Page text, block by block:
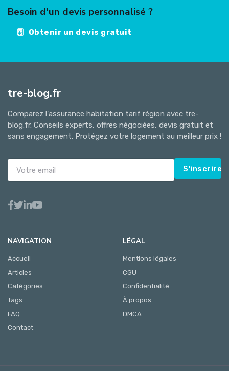
Besoin d'un devis personnalisé ?
Obtenir un devis gratuit
tre-blog.fr
Comparez l'assurance habitation tarif région avec tre-
blog.fr. Conseils experts, offres négociées, devis gratuit et
sans engagement. Protégez votre logement au meilleur prix !
S'inscrire
NAVIGATION
Accueil
Articles
Catégories
Tags
FAQ
Contact
LÉGAL
Mentions légales
CGU
Confidentialité
À propos
DMCA